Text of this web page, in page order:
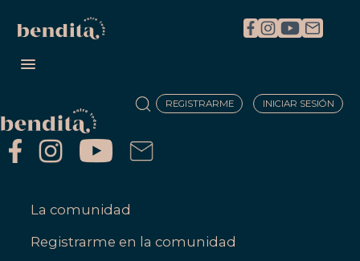
REGISTRARME INICIAR SESIÓN
La comunidad
Registrarme en la comunidad